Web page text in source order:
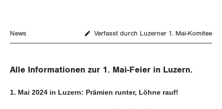
News Verfasst durch Luzerner 1. Mai-Komitee
Alle Informationen zur 1. Mai-Feier in Luzern.
1. Mai 2024 in Luzern: Prämien runter, Löhne rauf!